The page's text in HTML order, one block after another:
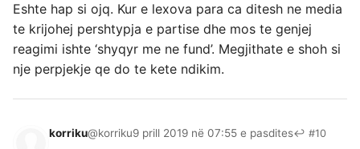
Eshte hap si ojq. Kur e lexova para ca ditesh ne media
te krijohej pershtypja e partise dhe mos te genjej
reagimi ishte ‘shyqyr me ne fund’. Megjithate e shoh si
nje perpjekje qe do te kete ndikim.
korriku@korriku9 prill 2019 në 07:55 e pasdites↩ #10